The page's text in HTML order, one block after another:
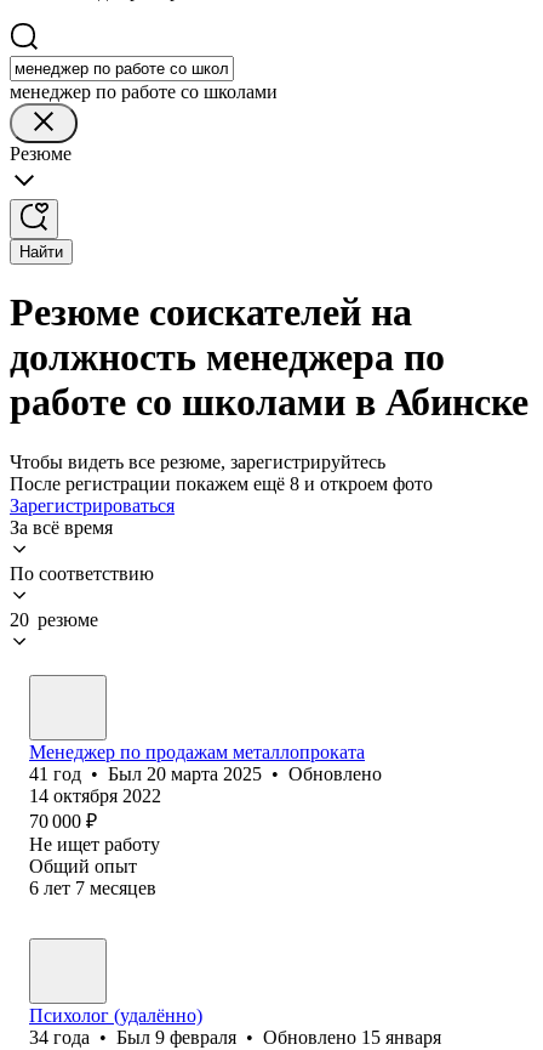
менеджер по работе со школами
Резюме
Найти
Резюме соискателей на
должность менеджера по
работе со школами в Абинске
Чтобы видеть все резюме, зарегистрируйтесь
После регистрации покажем ещё 8 и откроем фото
Зарегистрироваться
За всё время
По соответствию
20 резюме
Менеджер по продажам металлопроката
41 год • Был 20 марта 2025 • Обновлено
14 октября 2022
70 000 ₽
Не ищет работу
Общий опыт
6 лет 7 месяцев
Психолог (удалённо)
34 года • Был 9 февраля • Обновлено 15 января